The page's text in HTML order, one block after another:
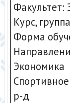
Факультет:
Курс,
Форма
Экономика
р-д